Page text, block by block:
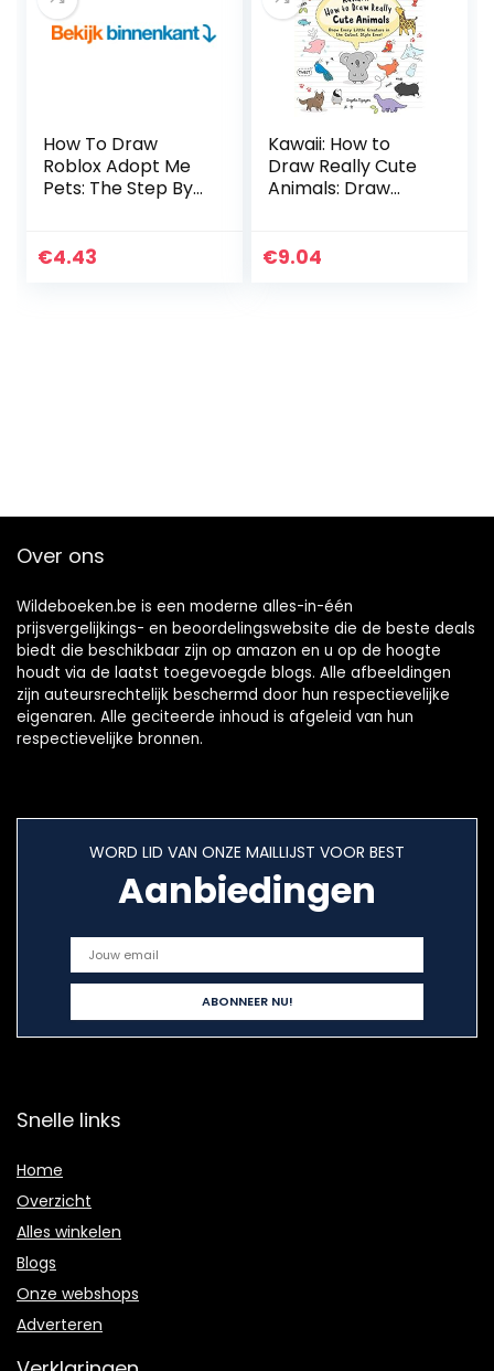
How To Draw
Roblox Adopt Me
Pets: The Step By
Roblox Adopt Me
€4.43
Kawaii: How to
Draw Really Cute
Animals: Draw
Cutest Style Ever!
€9.04
Over ons
Wildeboeken.be is een moderne alles-in-één
prijsvergelijkings- en beoordelingswebsite die de beste deals
biedt die beschikbaar zijn op amazon en u op de hoogte
houdt via de laatst toegevoegde blogs. Alle afbeeldingen
zijn auteursrechtelijk beschermd door hun respectievelijke
eigenaren. Alle geciteerde inhoud is afgeleid van hun
respectievelijke bronnen.
WORD LID VAN ONZE MAILLIJST VOOR BEST
Aanbiedingen
Snelle links
Home
Overzicht
Alles winkelen
Blogs
Onze webshops
Adverteren